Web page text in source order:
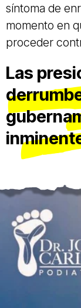
síntoma de
momento en
proceder
Las